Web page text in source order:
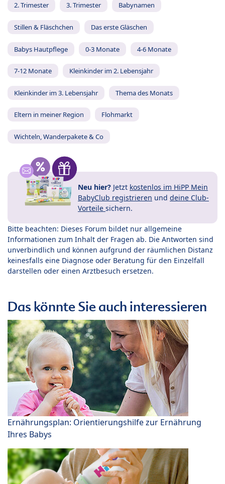
2. Trimester 3. Trimester Babynamen
Stillen & Fläschchen Das erste Gläschen
Babys Hautpflege 0-3 Monate 4-6 Monate
7-12 Monate Kleinkinder im 2. Lebensjahr
Kleinkinder im 3. Lebensjahr Thema des Monats
Eltern in meiner Region Flohmarkt
Wichteln, Wanderpakete & Co
Neu hier? Jetzt kostenlos im HiPP Mein
BabyClub registrieren und deine Club-
Vorteile sichern.
Bitte beachten: Dieses Forum bildet nur allgemeine
Informationen zum Inhalt der Fragen ab. Die Antworten sind
unverbindlich und können aufgrund der räumlichen Distanz
keinesfalls eine Diagnose oder Beratung für den Einzelfall
darstellen oder einen Arztbesuch ersetzen.
Das könnte Sie auch interessieren
Ernährungsplan: Orientierungshilfe zur Ernährung
Ihres Babys